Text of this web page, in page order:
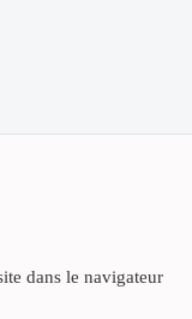
dans le navigateur